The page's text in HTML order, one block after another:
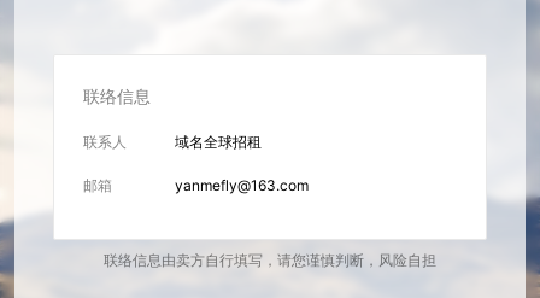
联络信息
联系人 域名全球招租
邮箱 yanmefly@163.com
联络信息由卖方自行填写，请您谨慎判断，风险自担